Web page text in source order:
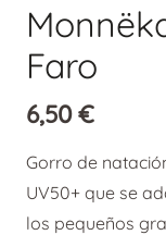
Faro
6,50€
Gorro de
UV50+ que se
los pequeños